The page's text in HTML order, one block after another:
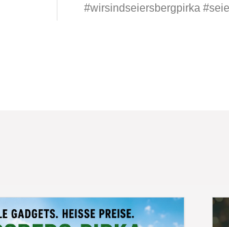
#wirsindseiersbergpirka